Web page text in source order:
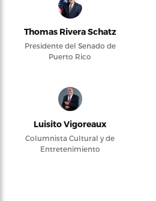
Thomas Rivera Schatz
Presidente del Senado de
Puerto Rico
Luisito Vigoreaux
Columnista Cultural y de
Entretenimiento